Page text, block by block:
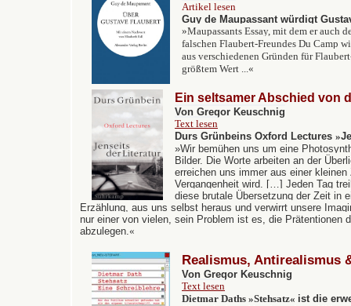
Artikel lesen
Guy de Maupassant würdigt
»Maupassants Essay, mit dem er auch
falschen Flaubert-Freundes Du Camp
aus verschiedenen Gründen für
größtem Wert ...«
Ein seltsamer Abschied von
Von Gregor Keuschnig
Text lesen
Durs Grünbeins Oxford Lectures »
»Wir bemühen uns um eine
Bilder. Die Worte arbeiten an der
erreichen uns immer aus einer
Vergangenheit wird. […] Jeden Tag
diese brutale Übersetzung der Zeit in
Erzählung, aus uns selbst heraus und verwirrt unsere
nur einer von vielen, sein Problem ist es, die Prätentionen
abzulegen.«
Realismus, Antirealismus
Von Gregor Keuschnig
Text lesen
Dietmar Daths »Stehsatz« ist die